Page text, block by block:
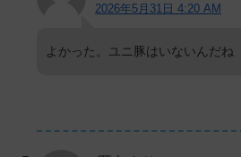
2026年5月31日 4:20 AM
よかった。ユニ豚はいないんだね